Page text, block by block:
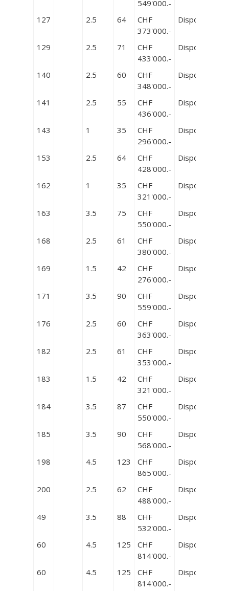
549'000.-
127
2.5 64
CHF
373'000.-
Disponible
129 2.5 71
CHF
433'000.-
Disponible
140 2.5 60
CHF
348'000.-
Disponible
141 2.5 55
CHF
436'000.-
Disponible
143 1 35
CHF
296'000.-
Disponible
153 2.5 64
CHF
428'000.-
Disponible
162 1 35
CHF
321'000.-
Disponible
163 3.5 75
CHF
550'000.-
Disponible
168 2.5 61
CHF
380'000.-
Disponible
169 1.5 42
CHF
276'000.-
Disponible
171 3.5 90
CHF
559'000.-
Disponible
176 2.5 60
CHF
363'000.-
Disponible
182 2.5 61
CHF
353'000.-
Disponible
183 1.5 42
CHF
321'000.-
Disponible
184 3.5 87
CHF
550'000.-
Disponible
185 3.5 90
CHF
568'000.-
Disponible
198 4.5 123
CHF
865'000.-
Disponible
200 2.5 62
CHF
488'000.-
Disponible
49 3.5 88
CHF
532'000.-
Disponible
60 4.5 125
CHF
814'000.-
Disponible
60 4.5 125
CHF
814'000.-
Disponible